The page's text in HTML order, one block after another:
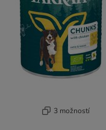
3 možností